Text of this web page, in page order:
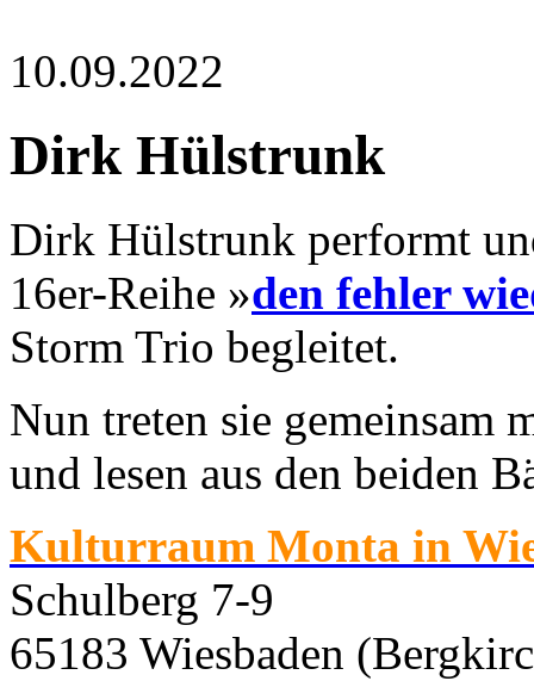
10.09.2022
Dirk Hülstrunk
Dirk Hülstrunk performt
16er-Reihe »den fehler
Storm Trio begleitet.
Nun treten sie gemeinsam
und lesen aus den beiden
Kulturraum Monta in
Schulberg 7-9
65183 Wiesbaden